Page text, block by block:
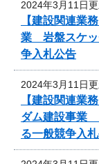
2024年3月11日
【建設関連業
業 岩盤スケッ
争入札公告
2024年3月11日
【建設関連業
ダム建設事業
る一般競争入